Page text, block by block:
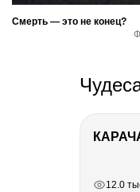
Смерть — это не конец?
12.0